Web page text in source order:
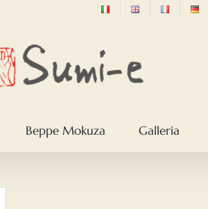
Beppe Mokuza Galleria